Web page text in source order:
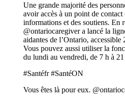
Une grande majorité des
avoir accès à un point de
informations et des soutiens. En
@ontariocaregiver a lancé la
aidantes de l’Ontario,
Vous pouvez aussi utiliser la
du lundi au vendredi, de 7 h à 21
#Santéfr #SantéON
Vous êtes là pour eux.